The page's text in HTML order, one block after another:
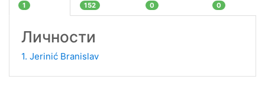
1 152 0 0
Личности
1. Jerinić Branislav